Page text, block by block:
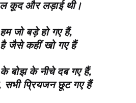
कूद और लड़ाई थी।
जो बड़े हो गए हैं,
जैसे कहीं खो गए हैं
के बोझ के नीचे दब गए हैं,
सभी प्रियजन छूट गए हैं